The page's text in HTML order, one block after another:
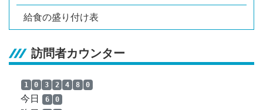
給食の盛り付け表
訪問者カウンター
1 0 3 2 4 8 0
今日 6 0